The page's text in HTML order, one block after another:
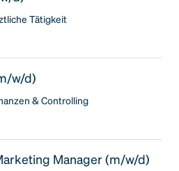
Tätigkeit
w/d)
& Controlling
Manager (m/w/d)